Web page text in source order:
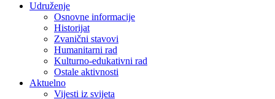
Udruženje
Osnovne informacije
Historijat
Zvanični stavovi
Humanitarni rad
Kulturno-edukativni rad
Ostale aktivnosti
Aktuelno
Vijesti iz svijeta